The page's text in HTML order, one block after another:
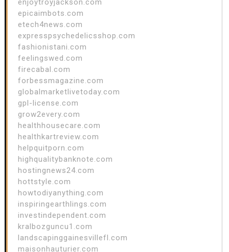
enjoytroyjackson.com
epicaimbots.com
etech4news.com
expresspsychedelicsshop.com
fashionistani.com
feelingswed.com
firecabal.com
forbessmagazine.com
globalmarketlivetoday.com
gpl-license.com
grow2every.com
healthhousecare.com
healthkartreview.com
helpquitporn.com
highqualitybanknote.com
hostingnews24.com
hottstyle.com
howtodiyanything.com
inspiringearthlings.com
investindependent.com
kralbozguncu1.com
landscapinggainesvillefl.com
maisonhauturier.com